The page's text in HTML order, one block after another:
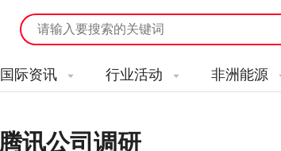
国际资讯 行业活动 非洲能源
讯公司调研